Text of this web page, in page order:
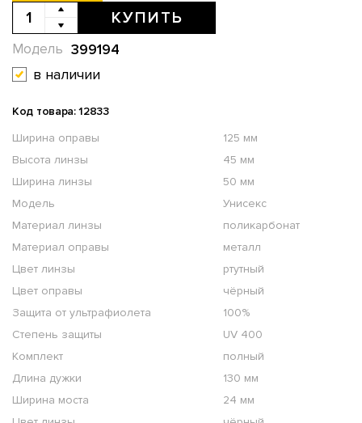
КУПИТЬ
399194
Модель
в наличии
Код товара: 12833
Ширина оправы
125 мм
Высота линзы
45 мм
Ширина линзы
50 мм
Модель
Унисекс
Материал линзы
поликарбонат
Материал оправы
металл
Цвет линзы
ртутный
Цвет оправы
чёрный
Защита от ультрафиолета
100%
Степень защиты
UV 400
Комплект
полный
Длина дужки
130 мм
Ширина моста
24 мм